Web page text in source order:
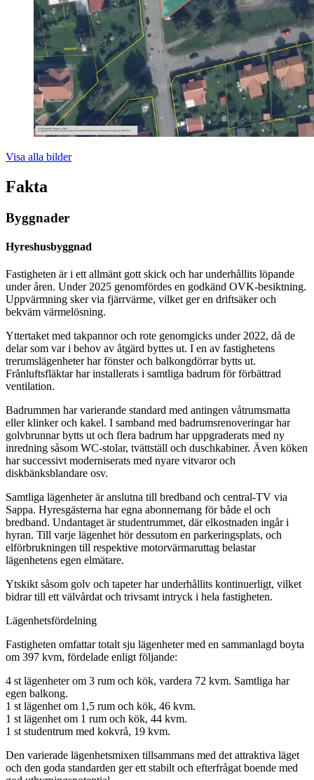
Visa alla bilder
Fakta
Byggnader
Hyreshusbyggnad
Fastigheten är i ett allmänt gott skick och har underhållits löpande
under åren. Under 2025 genomfördes en godkänd OVK-besiktning.
Uppvärmning sker via fjärrvärme, vilket ger en driftsäker och
bekväm värmelösning.
Yttertaket med takpannor och rote genomgicks under 2022, då de
delar som var i behov av åtgärd byttes ut. I en av fastighetens
trerumslägenheter har fönster och balkongdörrar bytts ut.
Frånluftsfläktar har installerats i samtliga badrum för förbättrad
ventilation.
Badrummen har varierande standard med antingen våtrumsmatta
eller klinker och kakel. I samband med badrumsrenoveringar har
golvbrunnar bytts ut och flera badrum har uppgraderats med ny
inredning såsom WC-stolar, tvättställ och duschkabiner. Även köken
har successivt moderniserats med nyare vitvaror och
diskbänksblandare osv.
Samtliga lägenheter är anslutna till bredband och central-TV via
Sappa. Hyresgästerna har egna abonnemang för både el och
bredband. Undantaget är studentrummet, där elkostnaden ingår i
hyran. Till varje lägenhet hör dessutom en parkeringsplats, och
elförbrukningen till respektive motorvärmaruttag belastar
lägenhetens egen elmätare.
Ytskikt såsom golv och tapeter har underhållits kontinuerligt, vilket
bidrar till ett välvårdat och trivsamt intryck i hela fastigheten.
Lägenhetsfördelning
Fastigheten omfattar totalt sju lägenheter med en sammanlagd boyta
om 397 kvm, fördelade enligt följande:
4 st lägenheter om 3 rum och kök, vardera 72 kvm. Samtliga har
egen balkong.
1 st lägenhet om 1,5 rum och kök, 46 kvm.
1 st lägenhet om 1 rum och kök, 44 kvm.
1 st studentrum med kokvrå, 19 kvm.
Den varierade lägenhetsmixen tillsammans med det attraktiva läget
och den goda standarden ger ett stabilt och efterfrågat boende med